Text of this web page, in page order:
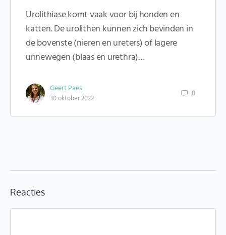
Urolithiase komt vaak voor bij honden en
katten. De urolithen kunnen zich bevinden in
de bovenste (nieren en ureters) of lagere
urinewegen (blaas en urethra)…
Geert Paes
30 oktober 2022 0
Reacties